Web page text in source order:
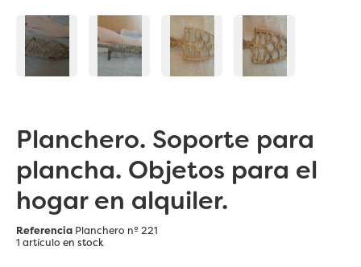
Planchero. Soporte para
plancha. Objetos para el
hogar en alquiler.
Referencia Planchero nº 221
1 artículo en stock